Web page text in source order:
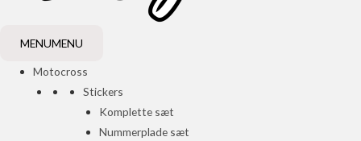
MENUMENU
Motocross
Stickers
Komplette sæt
Nummerplade sæt